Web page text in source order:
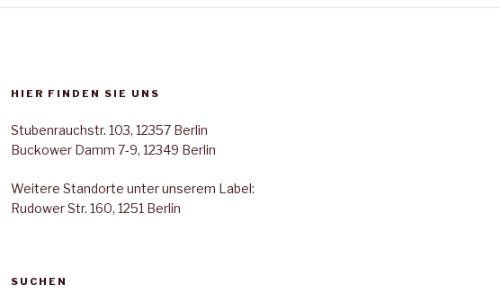
HIER FINDEN SIE UNS
Stubenrauchstr. 103, 12357 Berlin
Buckower Damm 7-9, 12349 Berlin
Weitere Standorte unter unserem Label:
Rudower Str. 160, 1251 Berlin
SUCHEN